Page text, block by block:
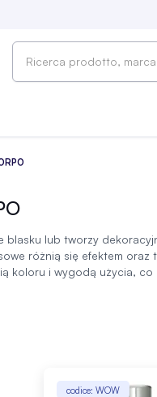
blasku lub tworzy
różnią się efektem oraz
koloru i wygodą użycia,
codice: WOW